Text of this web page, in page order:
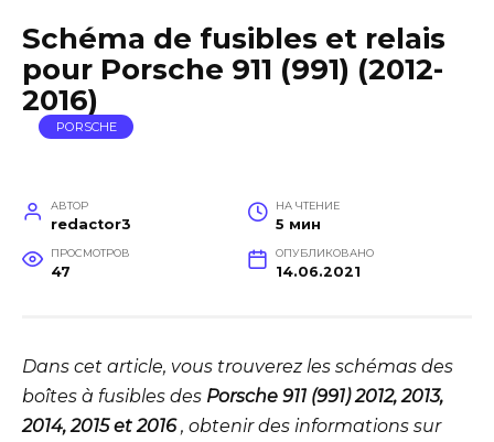
Schéma de fusibles et relais
pour Porsche 911 (991) (2012-
2016)
PORSCHE
АВТОР
redactor3
НА ЧТЕНИЕ
5 мин
ПРОСМОТРОВ
47
ОПУБЛИКОВАНО
14.06.2021
Dans cet article, vous trouverez les schémas des
boîtes à fusibles des Porsche 911 (991) 2012, 2013,
2014, 2015 et 2016, obtenir des informations sur